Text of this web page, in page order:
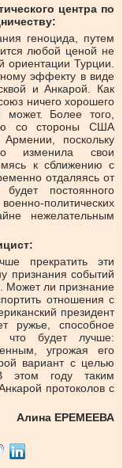
центра по
геноцида, путем
любой ценой не
ориентации Турции.
эффекту в виде
и Анкарой. Как
ничего хорошего
может. Более того,
со стороны США
поскольку
изменила свои
к сближению с
отдаляясь от
постоянного
политических
нежелательным
прекратить эти
признания событий
Может ли признание
отношения с
президент
ружье, способное
что будет лучше:
угрожая его
вариант с целью
этом году таким
протоколов с
Алина ЕРЕМЕЕВА